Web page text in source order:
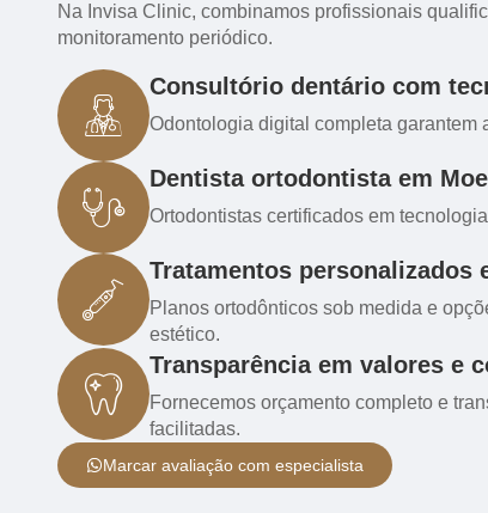
Na Invisa Clinic, combinamos profissionais
monitoramento periódico.
Consultório dentário com
Odontologia digital completa garantem
Dentista ortodontista em
Ortodontistas certificados em
Tratamentos personalizados
Planos ortodônticos sob medida e
estético.
Transparência em valores e
Fornecemos orçamento completo e
facilitadas.
Marcar avaliação com especialista